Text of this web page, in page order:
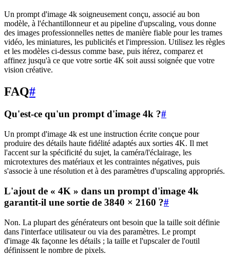
Un prompt d'image 4k soigneusement conçu, associé au bon
modèle, à l'échantillonneur et au pipeline d'upscaling, vous donne
des images professionnelles nettes de manière fiable pour les trames
vidéo, les miniatures, les publicités et l'impression. Utilisez les règles
et les modèles ci-dessus comme base, puis itérez, comparez et
affinez jusqu'à ce que votre sortie 4K soit aussi soignée que votre
vision créative.
FAQ#
Qu'est-ce qu'un prompt d'image 4k ?#
Un prompt d'image 4k est une instruction écrite conçue pour
produire des détails haute fidélité adaptés aux sorties 4K. Il met
l'accent sur la spécificité du sujet, la caméra/l'éclairage, les
microtextures des matériaux et les contraintes négatives, puis
s'associe à une résolution et à des paramètres d'upscaling appropriés.
L'ajout de « 4K » dans un prompt d'image 4k
garantit-il une sortie de 3840 × 2160 ?#
Non. La plupart des générateurs ont besoin que la taille soit définie
dans l'interface utilisateur ou via des paramètres. Le prompt
d'image 4k façonne les détails ; la taille et l'upscaler de l'outil
définissent le nombre de pixels.